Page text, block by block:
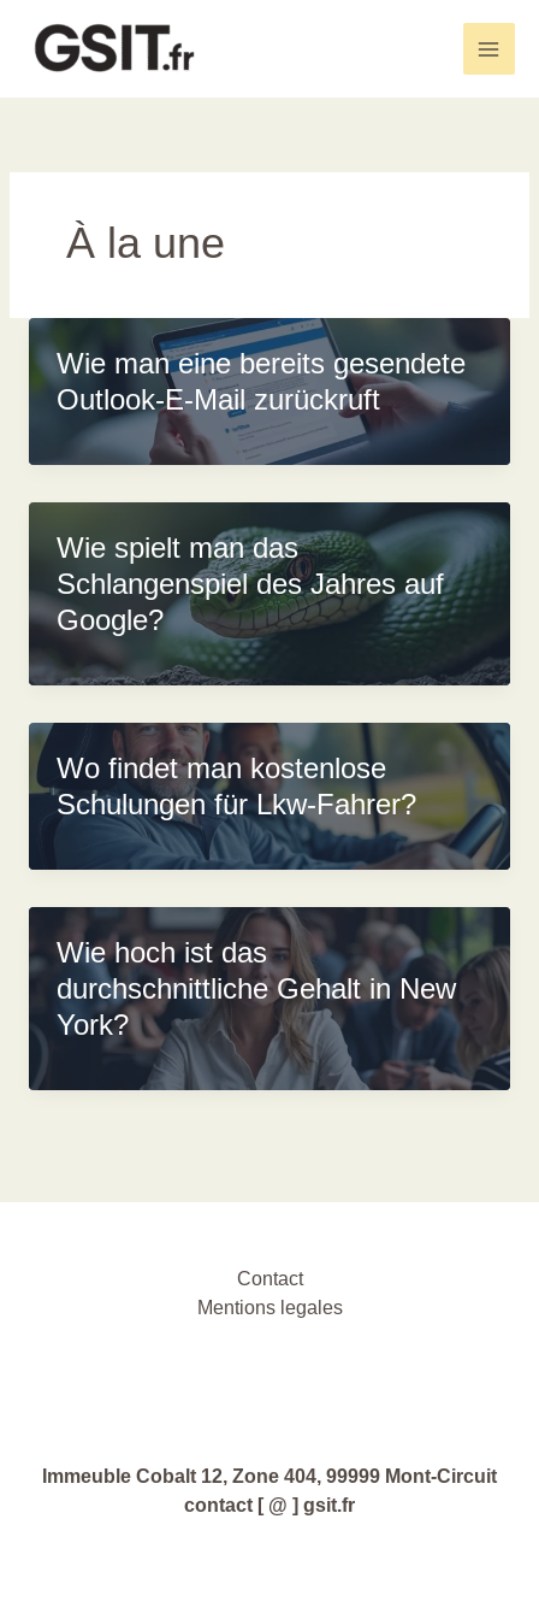
Inhalt
springen
Main
À la une
Wie man eine bereits gesendete
Outlook-E-Mail zurückruft
Wie spielt man das
Schlangenspiel des Jahres auf
Google?
Wo findet man kostenlose
Schulungen für Lkw-Fahrer?
Wie hoch ist das
durchschnittliche Gehalt in New
York?
Contact
Mentions legales
Immeuble Cobalt 12, Zone 404, 99999 Mont-Circuit
contact [ @ ] gsit.fr